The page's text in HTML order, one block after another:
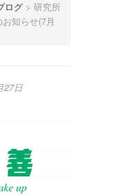
ログ > 研究所
知らせ(7月
27日